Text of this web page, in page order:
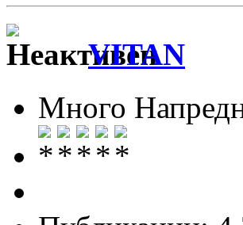
VITAN
Много